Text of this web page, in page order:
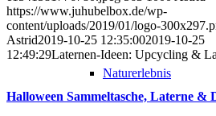
Naturerlebnis
https://www.juhubelbox.de/wp-
content/uploads/2019/01/logo-
Astrid2019-10-25 12:35:002019-10-25
12:49:29Laternen-Ideen: Upcycling &
Halloween Sammeltasche, Laterne &